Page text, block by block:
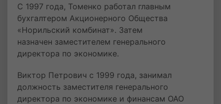
С 1997 года, Томенко работал главным
бухгалтером Акционерного Общества
«Норильский комбинат». Затем
назначен заместителем генерального
директора по экономике.
Виктор Петрович с 1999 года, занимал
должность заместителя генерального
директора по экономике и финансам ОАО